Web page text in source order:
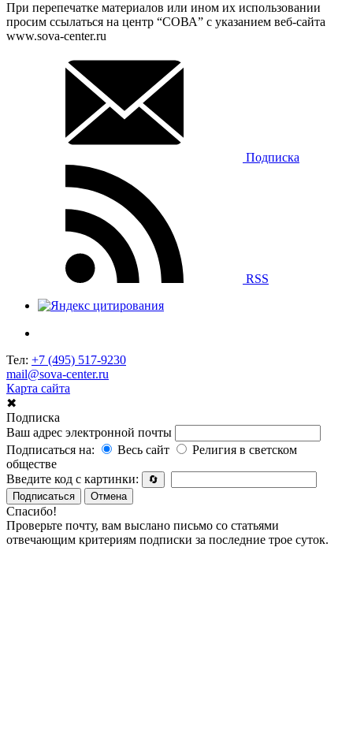
При перепечатке материалов или ином их использовании
просим ссылаться на центр “СОВА” с указанием веб-сайта
www.sova-center.ru
Подписка
RSS
Тел: +7 (495) 517-9230
mail@sova-center.ru
Карта сайта
✖
Подписка
Ваш адрес электронной почты
Подписаться на:
Весь сайт
Религия в светском
обществе
Введите код с картинки:
🔄
Подписаться
Отмена
Спасибо!
Проверьте почту, вам выслано письмо со статьями
отвечающим критериям подписки за последние трое суток.